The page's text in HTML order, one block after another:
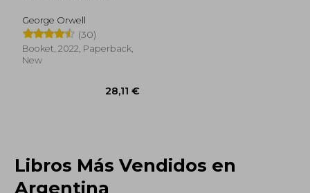
George Orwell
(30)
Booket, 2022, Paperback,
New
Libros Más Vendidos en
Argentina